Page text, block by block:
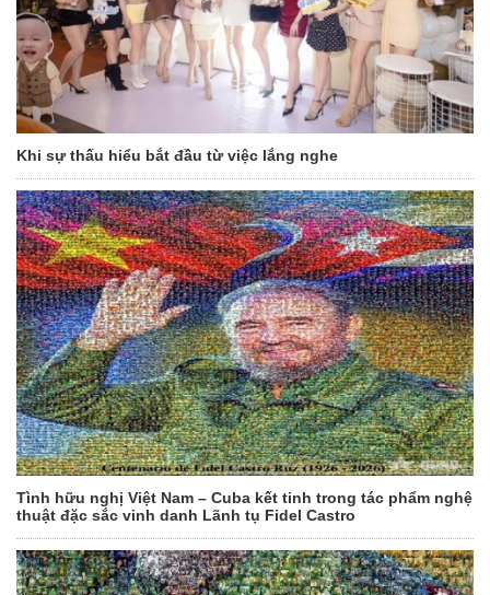
Khi sự thấu hiểu bắt đầu từ việc lắng nghe
Tình hữu nghị Việt Nam – Cuba kết tinh trong tác phẩm nghệ
thuật đặc sắc vinh danh Lãnh tụ Fidel Castro